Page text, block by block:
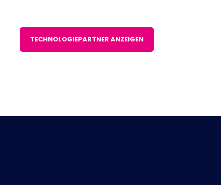
TECHNOLOGIEPARTNER ANZEIGEN